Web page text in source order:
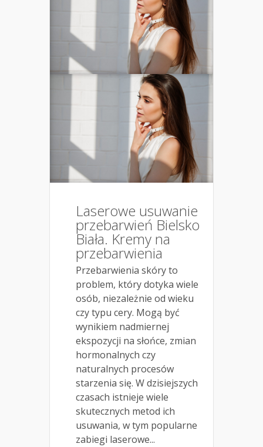
Laserowe usuwanie
przebarwień Bielsko
Biała. Kremy na
przebarwienia
Przebarwienia skóry to
problem, który dotyka wiele
osób, niezależnie od wieku
czy typu cery. Mogą być
wynikiem nadmiernej
ekspozycji na słońce, zmian
hormonalnych czy
naturalnych procesów
starzenia się. W dzisiejszych
czasach istnieje wiele
skutecznych metod ich
usuwania, w tym popularne
zabiegi laserowe...